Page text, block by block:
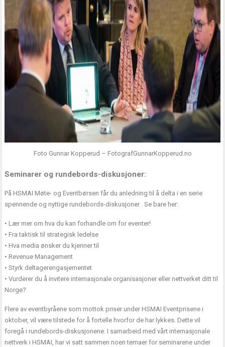
Foto Gunnar Kopperud – FotografGunnarKopperud.no
Seminarer og rundebords-diskusjoner:
På HSMAI Møte- og Eventbørsen får du anledning til å delta i en serie
spennende og nyttige rundebords-diskusjoner . Se bare her:
• Lær mer om hva du kan forhandle om for eventer!
• Fra taktisk til strategisk ledelse
• Hva media ønsker du kjenner til
• Revenue Management
• Styrk deltagerengasjementet
• Vurderer du å invitere internasjonale organisasjoner eller nettverket ditt til
Norge?
Flere av eventbyråene som mottok priser under HSMAI Eventprisene i
oktober, vil være tilstede for å fortelle hvorfor de har lykkes. Dette vil
foregå i rundebords-diskusjonene. I samarbeid med vårt internasjonale
nettverk i HSMAI, har vi satt sammen noen temaer for seminarene under